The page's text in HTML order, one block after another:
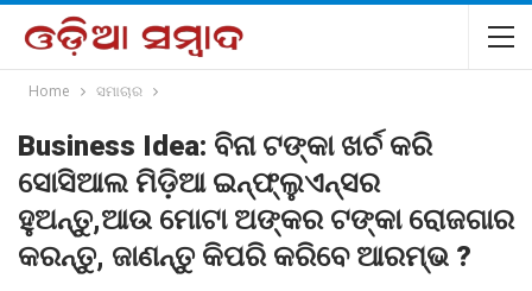
Home ସମାଚାର
Business Idea: ବିନା ଟଙ୍କା ଖର୍ଚ କରି
ସୋସିଆଲ ମିଡ଼ିଆ ଇନ୍ଫ୍ଲୁଏନ୍ସର
ହୁଅନ୍ତୁ,ଆଉ ମୋଟା ଅଙ୍କର ଟଙ୍କା ରୋଜଗାର
କରନ୍ତୁ, ଜାଣନ୍ତୁ କିପରି କରିବେ ଆରମ୍ଭ ?